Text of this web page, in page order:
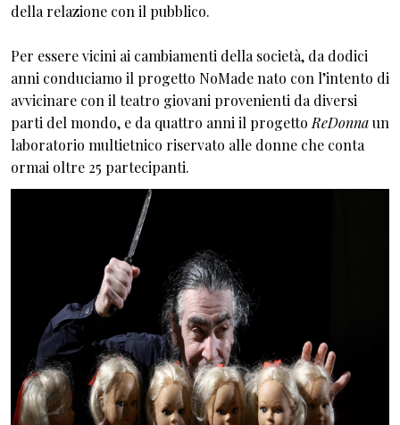
della relazione con il pubblico.
Per essere vicini ai cambiamenti della società, da dodici
anni conduciamo il progetto NoMade nato con l’intento di
avvicinare con il teatro giovani provenienti da diversi
parti del mondo, e da quattro anni il progetto ReDonnaun
laboratorio multietnico riservato alle donne che conta
ormai oltre 25 partecipanti.